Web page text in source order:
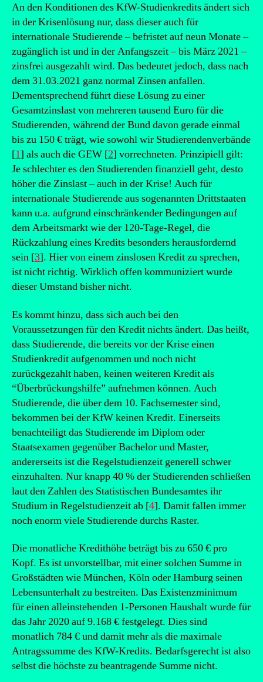
An den Konditionen des KfW-Studienkredits ändert sich
in der Krisenlösung nur, dass dieser auch für
internationale Studierende – befristet auf neun Monate –
zugänglich ist und in der Anfangszeit – bis März 2021 –
zinsfrei ausgezahlt wird. Das bedeutet jedoch, dass nach
dem 31.03.2021 ganz normal Zinsen anfallen.
Dementsprechend führt diese Lösung zu einer
Gesamtzinslast von mehreren tausend Euro für die
Studierenden, während der Bund davon gerade einmal
bis zu 150 € trägt, wie sowohl wir Studierendenverbände
[1] als auch die GEW [2] vorrechneten. Prinzipiell gilt:
Je schlechter es den Studierenden finanziell geht, desto
höher die Zinslast – auch in der Krise! Auch für
internationale Studierende aus sogenannten Drittstaaten
kann u.a. aufgrund einschränkender Bedingungen auf
dem Arbeitsmarkt wie der 120-Tage-Regel, die
Rückzahlung eines Kredits besonders herausfordernd
sein [3]. Hier von einem zinslosen Kredit zu sprechen,
ist nicht richtig. Wirklich offen kommuniziert wurde
dieser Umstand bisher nicht.
Es kommt hinzu, dass sich auch bei den
Voraussetzungen für den Kredit nichts ändert. Das heißt,
dass Studierende, die bereits vor der Krise einen
Studienkredit aufgenommen und noch nicht
zurückgezahlt haben, keinen weiteren Kredit als
“Überbrückungshilfe” aufnehmen können. Auch
Studierende, die über dem 10. Fachsemester sind,
bekommen bei der KfW keinen Kredit. Einerseits
benachteiligt das Studierende im Diplom oder
Staatsexamen gegenüber Bachelor und Master,
andererseits ist die Regelstudienzeit generell schwer
einzuhalten. Nur knapp 40 % der Studierenden schließen
laut den Zahlen des Statistischen Bundesamtes ihr
Studium in Regelstudienzeit ab [4]. Damit fallen immer
noch enorm viele Studierende durchs Raster.
Die monatliche Kredithöhe beträgt bis zu 650 € pro
Kopf. Es ist unvorstellbar, mit einer solchen Summe in
Großstädten wie München, Köln oder Hamburg seinen
Lebensunterhalt zu bestreiten. Das Existenzminimum
für einen alleinstehenden 1-Personen Haushalt wurde für
das Jahr 2020 auf 9.168 € festgelegt. Dies sind
monatlich 784 € und damit mehr als die maximale
Antragssumme des KfW-Kredits. Bedarfsgerecht ist also
selbst die höchste zu beantragende Summe nicht.